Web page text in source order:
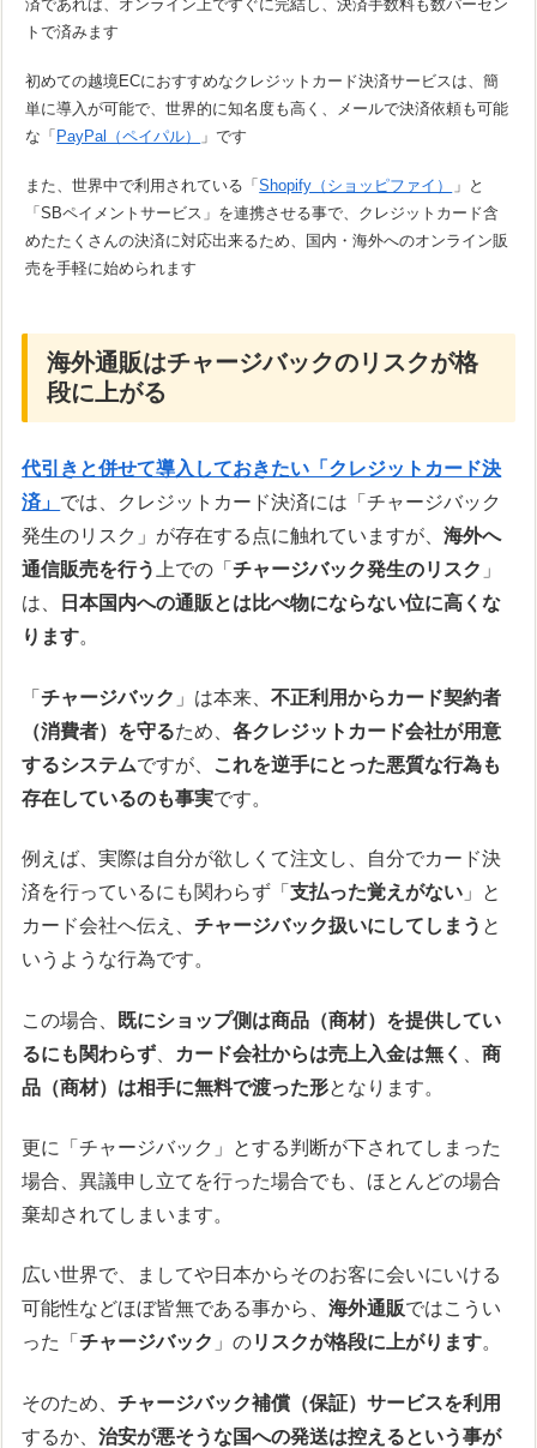
済であれば、オンライン上ですぐに完結し、決済手数料も数パーセン
トで済みます
初めての越境ECにおすすめなクレジットカード決済サービスは、簡
単に導入が可能で、世界的に知名度も高く、メールで決済依頼も可能
な「PayPal（ペイパル） 」です
また、世界中で利用されている「Shopify（ショッピファイ）
」と
「SBペイメントサービス」を連携させる事で、クレジットカード含
めたたくさんの決済に対応出来るため、国内・海外へのオンライン販
売を手軽に始められます
海外通販はチャージバックのリスクが格
段に上がる
代引きと併せて導入しておきたい「クレジットカード決
済」 では、クレジットカード決済には「チャージバック
発生のリスク」が存在する点に触れていますが、海外へ
通信販売を行う
上での「チャージバック発生のリスク 」
は、
日本国内への通販とは比べ物にならない位に高くな
ります。
「チャージバック 」は本来、不正利用からカード契約者
（消費者）を守るため、各クレジットカード会社が用意
するシステムですが、
これを逆手にとった悪質な行為も
存在しているのも事実です。
例えば、実際は自分が欲しくて注文し、自分でカード決
済を行っているにも関わらず「支払った覚えがない 」と
カード会社へ伝え、チャージバック扱いにしてしまう と
いうような行為です。
この場合、
既にショップ側は商品（商材）を提供してい
るにも関わらず
カード会社からは売上入金は無く 、商
品（商材）は相手に無料で渡った形となります。
更に「チャージバック」とする判断が下されてしまった
場合、異議申し立てを行った場合でも、ほとんどの場合
棄却されてしまいます。
広い世界で、ましてや日本からそのお客に会いにいける
可能性などほぼ皆無である事から、海外通販ではこうい
った「チャージバック 」のリスクが格段に上がります。
そのため、チャージバック補償（保証）サービスを利用
するか、治安が悪そうな国への発送は控えるという事が